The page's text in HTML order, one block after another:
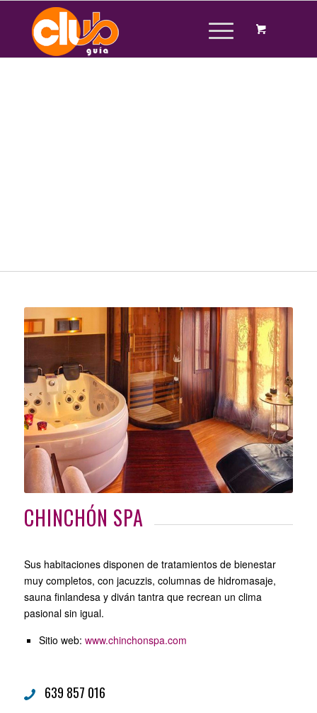
CHINCHÓN SPA
Sus habitaciones disponen de tratamientos de bienestar
muy completos, con jacuzzis, columnas de hidromasaje,
sauna finlandesa y diván tantra que recrean un clima
pasional sin igual.
Sitio web: www.chinchonspa.com
639 857 016